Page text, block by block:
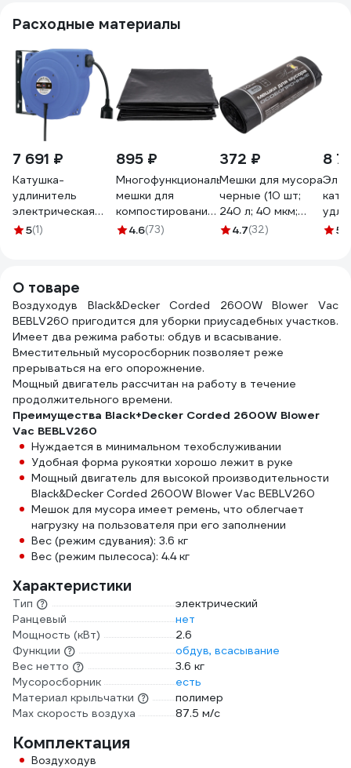
Расходные материалы
7 691 ₽
Катушка-
удлинитель
электрическая
настенная DMECL
5(1)
895 ₽
Многофункциональные
мешки для
компостирования,
листвы, мусора и
4650243048305
4.6(73)
372 ₽
Мешки для мусора
черные (10 шт;
240 л; 40 мкм;
ПСД; 85x130 см)
4.7(32)
8
с 5
О товаре
Воздуходув Black&Decker Corded 2600W Blower Vac
BEBLV260 пригодится для уборки приусадебных участков.
Имеет два режима работы: обдув и всасывание.
Вместительный мусоросборник позволяет реже
прерываться на его опорожнение.
Мощный двигатель рассчитан на работу в течение
продолжительного времени.
Преимущества Black+Decker Corded 2600W Blower
Vac BEBLV260
Нуждается в минимальном техобслуживании
Удобная форма рукоятки хорошо лежит в руке
Мощный двигатель для высокой производительности
Black&Decker Corded 2600W Blower Vac BEBLV260
Мешок для мусора имеет ремень, что облегчает
нагрузку на пользователя при его заполнении
Вес (режим сдувания): 3.6 кг
Вес (режим пылесоса): 4.4 кг
Характеристики
Тип
электрический
Ранцевый
нет
Мощность (кВт)
2.6
Функции
обдув, всасывание
Вес нетто
3.6 кг
Мусоросборник
есть
Материал крыльчатки
полимер
Max скорость воздуха
87.5 м/с
Комплектация
Воздуходув